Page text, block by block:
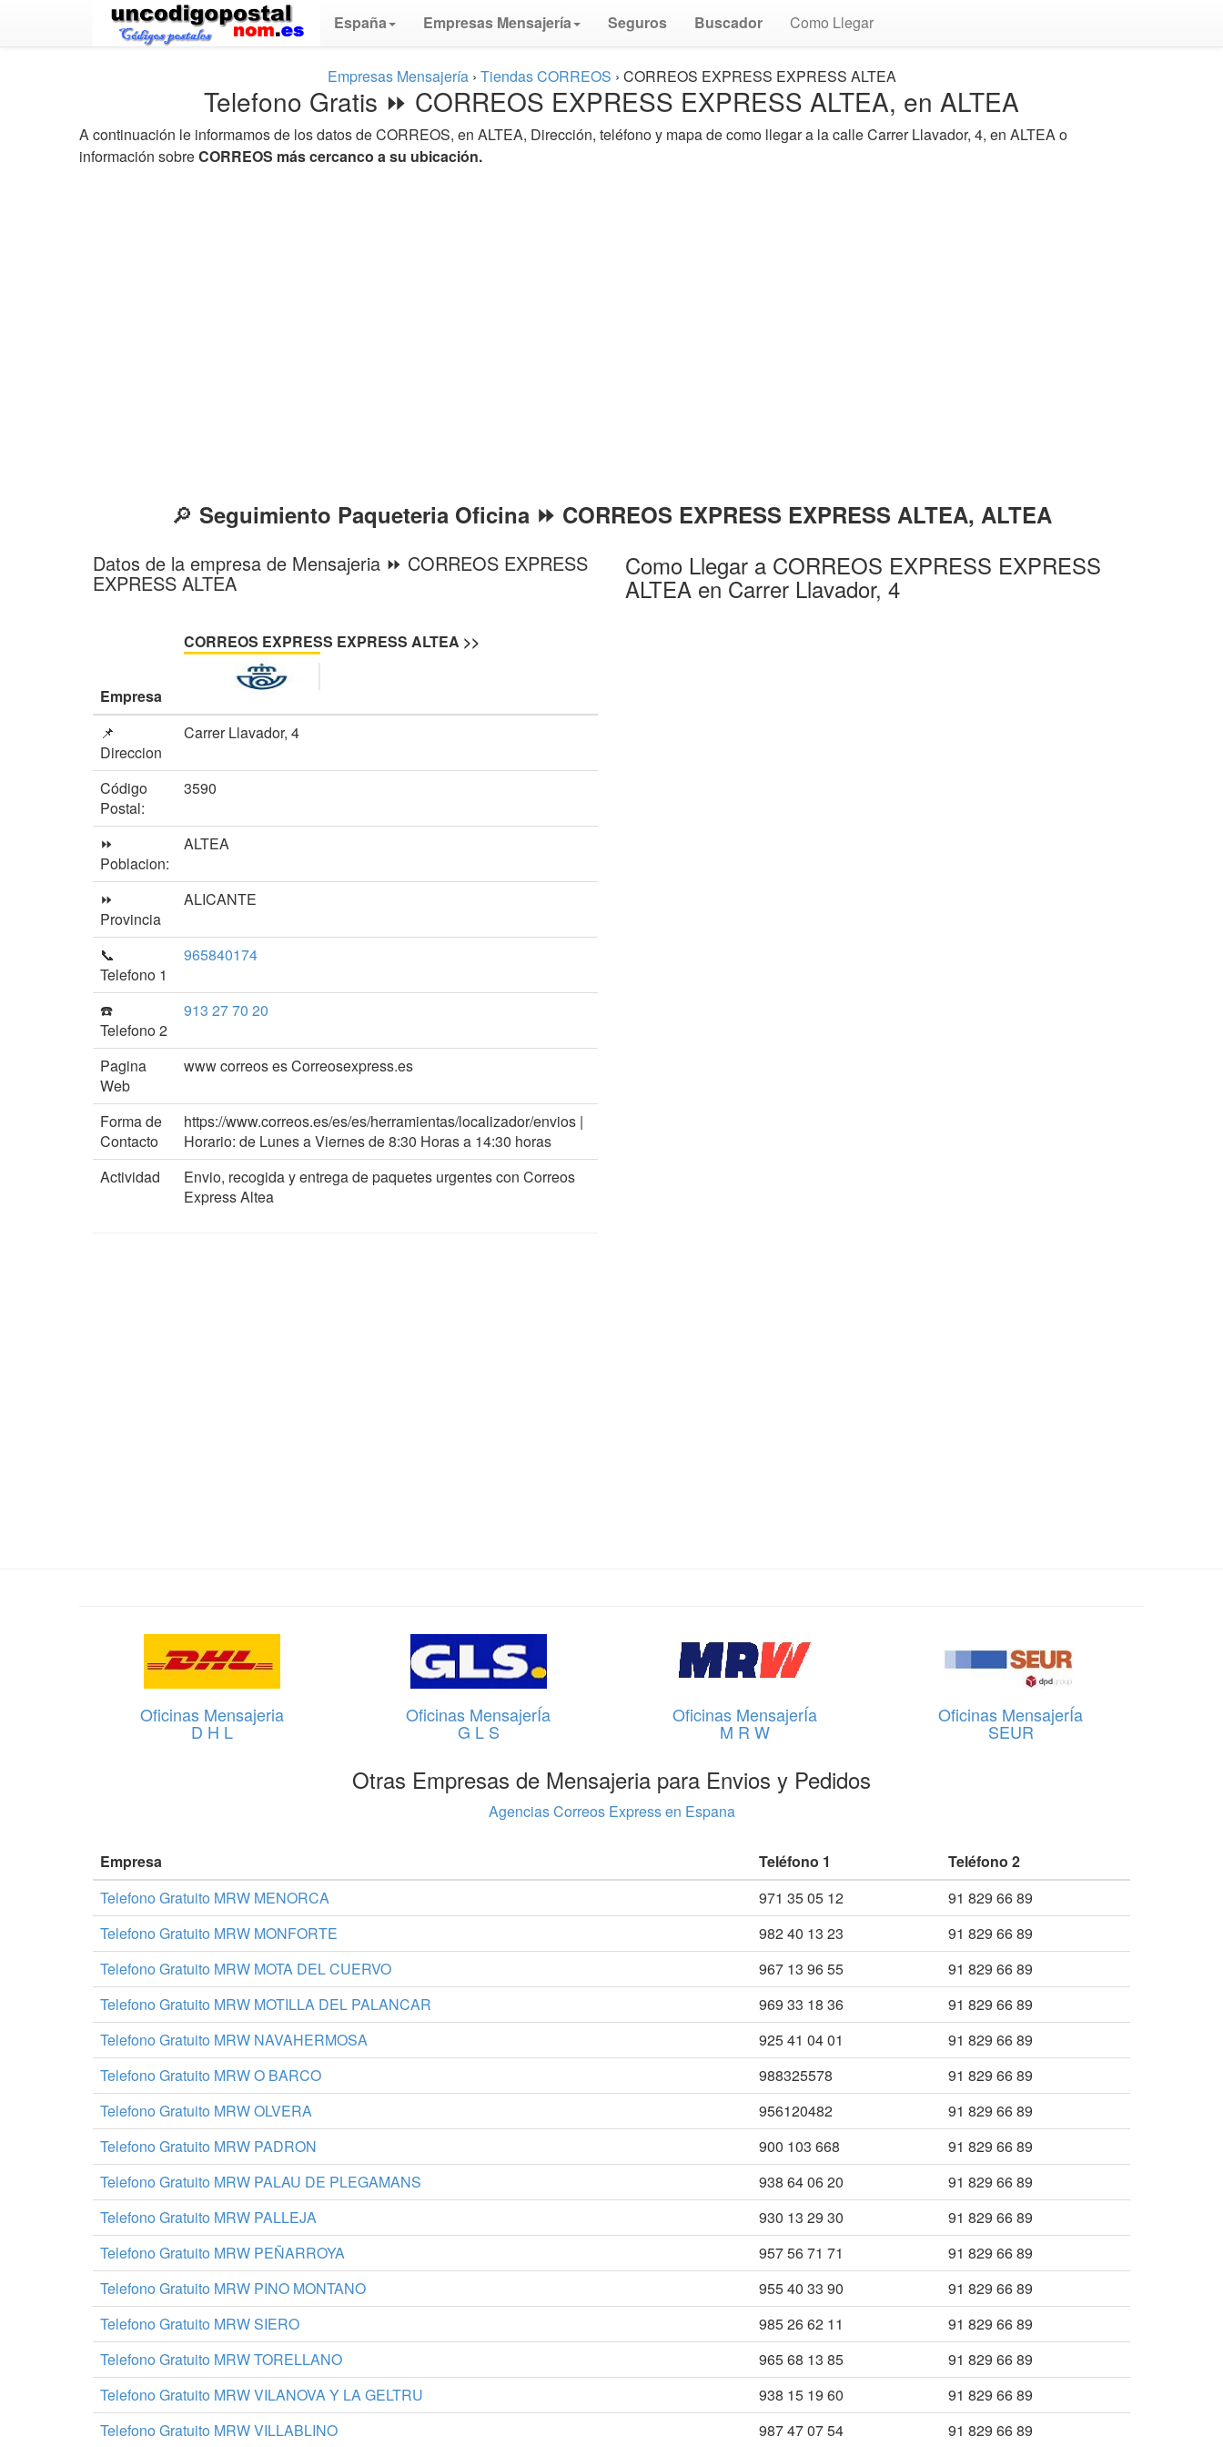
España Empresas Mensajería Seguros Buscador Como Llegar
Empresas Mensajería › Tiendas CORREOS › CORREOS EXPRESS EXPRESS ALTEA
Telefono Gratis ⏩ CORREOS EXPRESS EXPRESS ALTEA, en ALTEA
A continuación le informamos de los datos de CORREOS, en ALTEA, Dirección, teléfono y mapa de como llegar a la calle Carrer Llavador, 4, en ALTEA o
información sobreCORREOS más cercanco a su ubicación.
🔎 Seguimiento Paqueteria Oficina ⏩ CORREOS EXPRESS EXPRESS ALTEA, ALTEA
Datos de la empresa de Mensajeria ⏩ CORREOS EXPRESS
EXPRESS ALTEA
Empresa
CORREOS EXPRESS EXPRESS ALTEA >>
📌
Direccion
Carrer Llavador, 4
Código
Postal:
3590
⏩
Poblacion:
ALTEA
⏩
Provincia
ALICANTE
📞
Telefono 1
965840174
☎️
Telefono 2
913 27 70 20
Pagina
Web
www correos es Correosexpress.es
Forma de
Contacto
https://www.correos.es/es/es/herramientas/localizador/envios |
Horario: de Lunes a Viernes de 8:30 Horas a 14:30 horas
Actividad
Envio, recogida y entrega de paquetes urgentes con Correos
Express Altea
Como Llegar a CORREOS EXPRESS EXPRESS
ALTEA en Carrer Llavador, 4
Oficinas Mensajeria
D H L
Oficinas MensajerÍa
G L S
Oficinas MensajerÍa
M R W
Oficinas MensajerÍa
SEUR
Otras Empresas de Mensajeria para Envios y Pedidos
Agencias Correos Express en Espana
Empresa Teléfono 1
Teléfono 2
Telefono Gratuito MRW MENORCA
971 35 05 12
91 829 66 89
Telefono Gratuito MRW MONFORTE
982 40 13 23
91 829 66 89
Telefono Gratuito MRW MOTA DEL CUERVO
967 13 96 55
91 829 66 89
Telefono Gratuito MRW MOTILLA DEL PALANCAR
969 33 18 36
91 829 66 89
Telefono Gratuito MRW NAVAHERMOSA
925 41 04 01
91 829 66 89
Telefono Gratuito MRW O BARCO
988325578
91 829 66 89
Telefono Gratuito MRW OLVERA
956120482
91 829 66 89
Telefono Gratuito MRW PADRON
900 103 668
91 829 66 89
Telefono Gratuito MRW PALAU DE PLEGAMANS
938 64 06 20
91 829 66 89
Telefono Gratuito MRW PALLEJA
930 13 29 30
91 829 66 89
Telefono Gratuito MRW PEÑARROYA
957 56 71 71
91 829 66 89
Telefono Gratuito MRW PINO MONTANO
955 40 33 90
91 829 66 89
Telefono Gratuito MRW SIERO
985 26 62 11
91 829 66 89
Telefono Gratuito MRW TORELLANO
965 68 13 85
91 829 66 89
Telefono Gratuito MRW VILANOVA Y LA GELTRU
938 15 19 60
91 829 66 89
Telefono Gratuito MRW VILLABLINO
987 47 07 54 91 829 66 89